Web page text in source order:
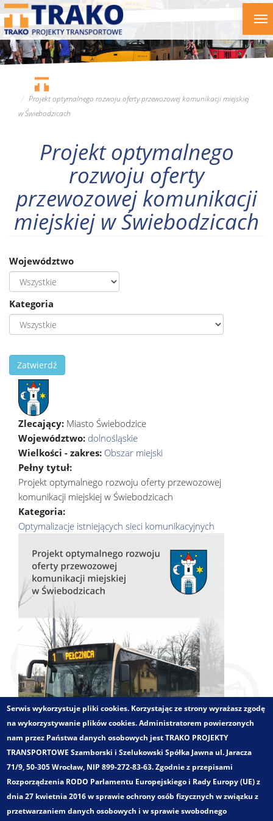
Przejdź
treści
Projekt optymalnego rozwoju oferty przewozowej komunikacji miejskiej
w Świebodzicach
Projekt optymalnego
rozwoju oferty
przewozowej komunikacji
miejskiej w Świebodzicach
Województwo
Kategoria
Zatwierdź
Zlecający: Miasto Świebodzice
Województwo: dolnośląskie
Wielkości - zakres: Obszar miejski
Pełny tytuł:
Projekt optymalnego rozwoju oferty przewozowej
komunikacji miejskiej w Świebodzicach
Kategoria:
Optymalizacje istniejących sieci komunikacyjnych
Serwis wykorzystuje pliki cookies. Korzystając ze strony wyrażasz zgodę
na wykorzystywanie plików cookies. Administratorem powierzonych
nam przez Państwa danych osobowych jest TRAKO PROJEKTY
TRANSPORTOWE Szamborski i Szelukowski Spółka Jawna ul. Jaracza
71/9, 50-305 Wrocław, NIP 899-272-83-63. Zgodnie z przepisami
Rozporządzenia RODO Parlamentu Europejskiego i Rady Europy (UE) z
dnia 27 kwietnia 2016 w sprawie ochrony osób fizycznych w związku z
przetwarzaniem danych osobowych i w sprawie swobodnego